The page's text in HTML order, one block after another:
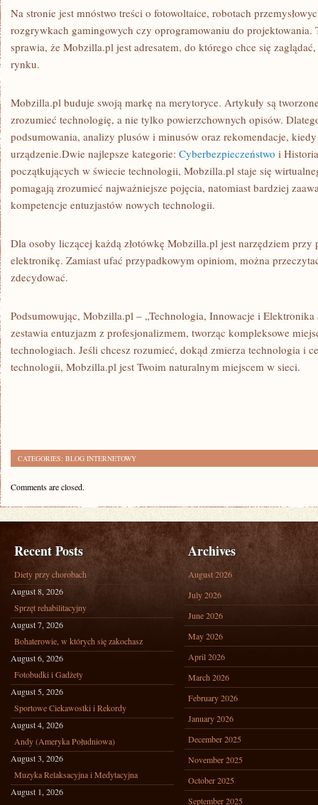
Na stronie jest mnóstwo treści o fotowoltaice, robotach
rozgrywkach gamingowych czy oprogramowaniu do projektowania.
sprawia, że Mobzilla.pl jest adresatem, do którego chce się
rynku.
Mobzilla.pl buduje swoją markę na merytoryce. Artykuły są
zrozumieć technologię, a nie tylko powierzchownych opisów.
podsumowania, analizy plusów i minusów oraz rekomendacje,
urządzenie.Dwie najlepsze kategorie: Cyberbezpieczeństwo i
początkujących w świecie technologii, Mobzilla.pl staje się
pomagają zrozumieć najważniejsze pojęcia, natomiast bardziej
kompetencje entuzjastów nowych technologii.
Dla osoby liczącej każdą złotówkę Mobzilla.pl jest narzędziem przy
elektronikę. Zamiast ufać przypadkowym opiniom, można
zdecydować.
Podsumowując, Mobzilla.pl – „Technologia, Innowacje i
zestawia entuzjazm z profesjonalizmem, tworząc kompleksowe
technologiach. Jeśli chcesz rozumieć, dokąd zmierza technologia i
technologii, Mobzilla.pl jest Twoim naturalnym miejscem w sieci.
CATEGORIES: BLOG INTERNETOWY
Comments are closed.
Recent Posts
Diety przy chorobach
August 8, 2026
Sprzęt rehabilitacyjny
August 7, 2026
Bohaterowie, w których się zakochasz
August 6, 2026
Fotobudki i Gadżety
August 5, 2026
Sportowe Ciekawostki i Rekordy
August 4, 2026
Andy (Ameryka Południowa)
August 3, 2026
Muzyka Relaksacyjna i Medytacyjna
August 1, 2026
Archives
August 2026
July 2026
June 2026
May 2026
April 2026
March 2026
February 2026
January 2026
December 2025
November 2025
October 2025
September 2025